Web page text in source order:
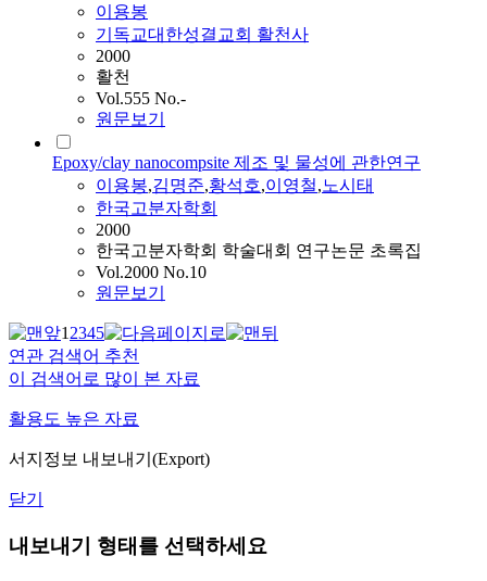
이용봉
기독교대한성결교회 활천사
2000
활천
Vol.555 No.-
원문보기
Epoxy/clay nanocompsite 제조 및 물성에 관한연구
이용봉,김명준,황석호,이영철,노시태
한국고분자학회
2000
한국고분자학회 학술대회 연구논문 초록집
Vol.2000 No.10
원문보기
12345
연관 검색어 추천
이 검색어로 많이 본 자료
활용도 높은 자료
서지정보 내보내기(Export)
닫기
내보내기 형태를 선택하세요